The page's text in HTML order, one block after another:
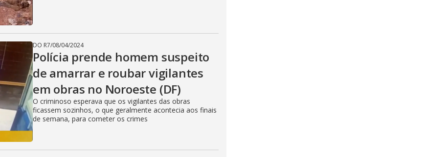
DO R7/08/04/2024
Polícia prende homem suspeito
de amarrar e roubar vigilantes
em obras no Noroeste (DF)
O criminoso esperava que os vigilantes das obras
ficassem sozinhos, o que geralmente acontecia aos finais
de semana, para cometer os crimes